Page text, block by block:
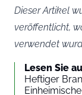
Dieser Artikel
veröffentlicht,
verwendet
Lesen Sie
Heftiger